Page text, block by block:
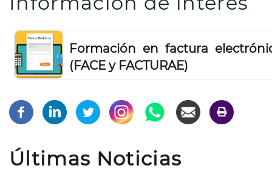
Formación en factura
(FACE y FACTURAE)
Últimas Noticias